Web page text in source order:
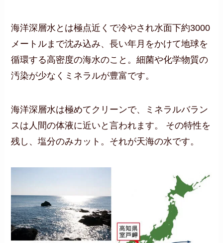
海洋深層水とは極点近くで冷やされ水面下約3000
メートルまで沈み込み、長い年月をかけて地球を
循環する高密度の海水のこと。細菌や化学物質の
汚染が少なくミネラルが豊富です。
海洋深層水は極めてクリーンで、ミネラルバラン
スは人間の体液に近いと言われます。 その特性を
残し、塩分のみカット。それが天海の水です。